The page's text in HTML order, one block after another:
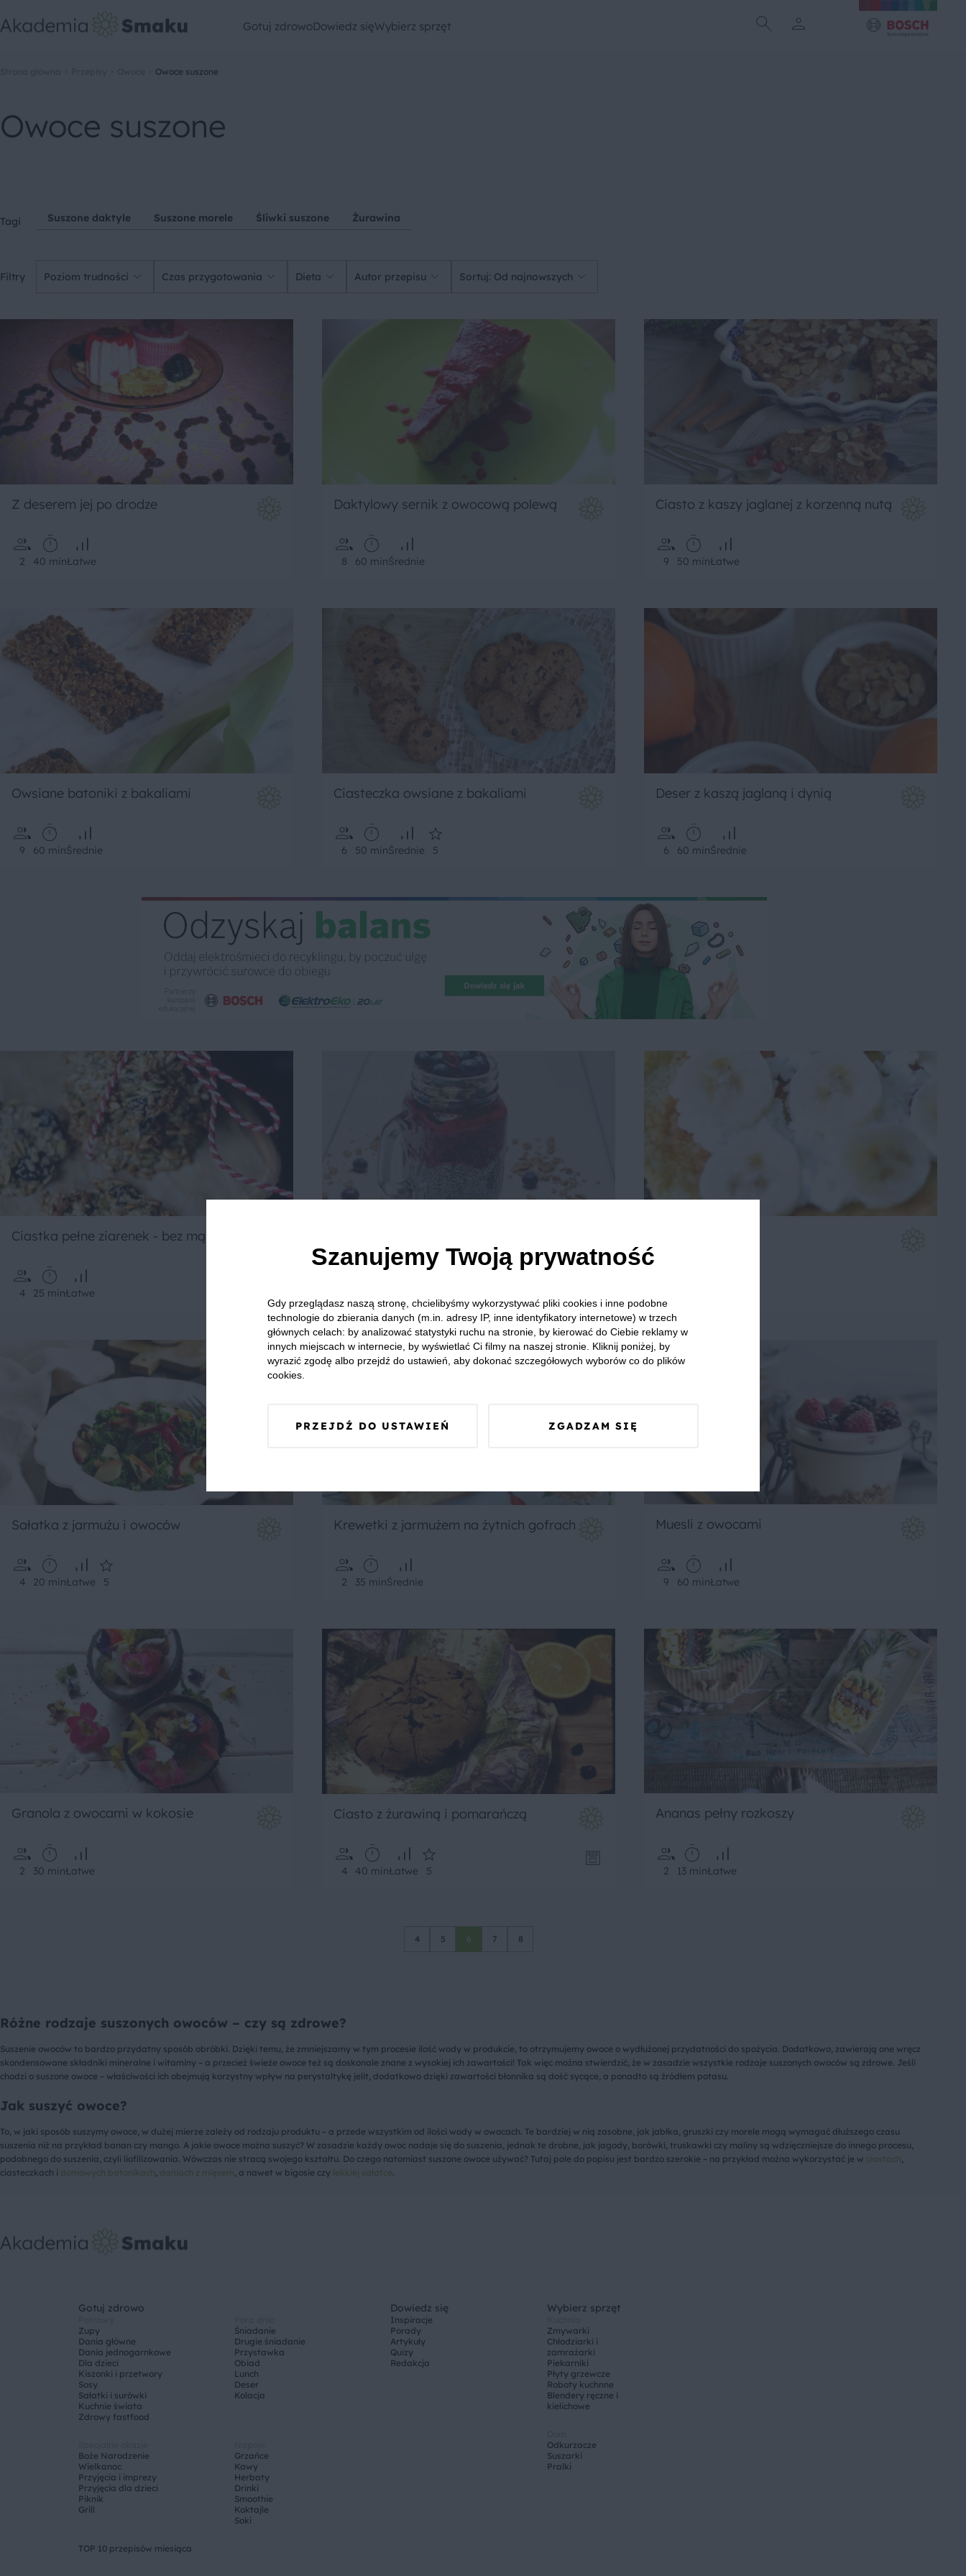
Gotuj zdrowoDowiedz sięWybierz sprzęt
Owoce suszone
Owoce suszone
Tagi Suszone daktyle Suszone morele Śliwki suszone Żurawina
Filtry Poziom trudności Czas przygotowania Dieta Autor przepisu Sortuj: Od najnowszych
Z deserem jej po drodze
2 40 minŁatwe
Daktylowy sernik z owocową polewą
8 60 minŚrednie
Ciasto z kaszy jaglanej z korzenną nutą
9 50 minŁatwe
Owsiane batoniki z bakaliami
9 60 minŚrednie
Ciasteczka owsiane z bakaliami
6 50 minŚrednie 5
Deser z kaszą jaglaną i dynią
6 60 minŚrednie
Ciastka pełne ziarenek - bez mąki
4 25 minŁatwe
Sałatka z jarmużu i owoców
4 20 minŁatwe 5
Krewetki z jarmużem na żytnich gofrach
2 35 minŚrednie
Muesli z owocami
9 60 minŁatwe
Granola z owocami w kokosie
2 30 minŁatwe
Ciasto z żurawiną i pomarańczą
4 40 minŁatwe 5
Ananas pełny rozkoszy
2 13 minŁatwe
4 5 6 7 8
Różne rodzaje suszonych owoców – czy są zdrowe?
Suszenie owoców to bardzo przydatny sposób obróbki. Dzięki temu, że zmniejszamy w tym procesie ilość wody w produkcie, to otrzymujemy owoce o wydłużonej przydatności do spożycia. Dodatkowo, zawierają one wręcz
skondensowane składniki mineralne i witaminy – a przecież świeże owoce też są doskonale znane z wysokiej ich zawartości! Tak więc można stwierdzić, że w zasadzie wszystkie rodzaje suszonych owoców są zdrowe. Jeśli
chodzi o suszone owoce – właściwości ich obejmują korzystny wpływ na perystaltykę jelit, dodatkowo dzięki zawartości błonnika są dość sycące, a ponadto są źródłem potasu.
Jak suszyć owoce?
To, w jaki sposób suszymy owoce, w dużej mierze zależy od rodzaju produktu – a przede wszystkim od ilości wody w owocach. Te bardziej w nią zasobne, jak jabłka, gruszki czy morele mogą wymagać dłuższego czasu
suszenia niż na przykład banan czy mango. A jakie owoce można suszyć? W zasadzie każdy owoc nadaje się do suszenia, jednak te drobne, jak jagody, borówki, truskawki czy maliny są wdzięczniejsze do innego procesu,
podobnego do suszenia, czyli liofilizowania. Wówczas nie stracą swojego kształtu. Do czego natomiast suszone owoce używać? Tutaj pole do popisu jest bardzo szerokie – na przykład można wykorzystać je w ciastach
ciasteczkach i domowych batonikach daniach z mięsem , a nawet w bigosie czy lekkiej sałatce
Gotuj zdrowo
Zupy
Dania główne
Dania jednogarnkowe
Dla dzieci
Kiszonki i przetwory
Sosy
Sałatki i surówki
Kuchnie świata
Zdrowy fastfood
Śniadanie
Drugie śniadanie
Przystawka
Obiad
Lunch
Deser
Kolacja
Boże Narodzenie
Wielkanoc
Przyjęcia i imprezy
Przyjęcia dla dzieci
Piknik
Grill
Grzańce
Kawy
Herbaty
Drinki
Smoothie
Koktajle
Soki
TOP 10 przepisów miesiąca
Dowiedz się
Inspiracje
Porady
Artykuły
Quizy
Redakcja
Wybierz sprzęt
Zmywarki
Chłodziarki i
zamrażarki
Piekarniki
Płyty grzewcze
Roboty kuchnne
Blendery ręczne i
kielichowe
Odkurzacze
Suszarki
Pralki
Szanujemy Twoją prywatność
Gdy przeglądasz naszą stronę, chcielibyśmy wykorzystywać pliki cookies i inne podobne
technologie do zbierania danych (m.in. adresy IP, inne identyfikatory internetowe) w trzech
głównych celach: by analizować statystyki ruchu na stronie, by kierować do Ciebie reklamy w
innych miejscach w internecie, by wyświetlać Ci filmy na naszej stronie. Kliknij poniżej, by
wyrazić zgodę albo przejdź do ustawień, aby dokonać szczegółowych wyborów co do plików
cookies.
PRZEJDŹ DO USTAWIEŃ ZGADZAM SIĘ